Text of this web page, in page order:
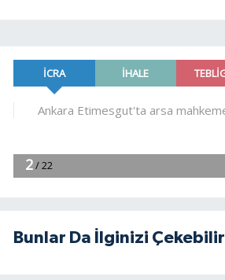
Bunlar Da İlginizi Çekebilir